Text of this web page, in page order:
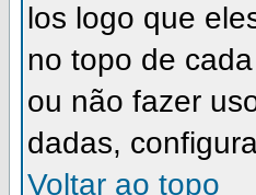
los logo que
no topo de
ou não fazer
dadas,
Voltar ao topo